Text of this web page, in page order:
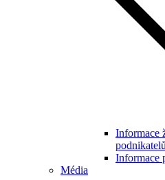
Informace
Informace
Média